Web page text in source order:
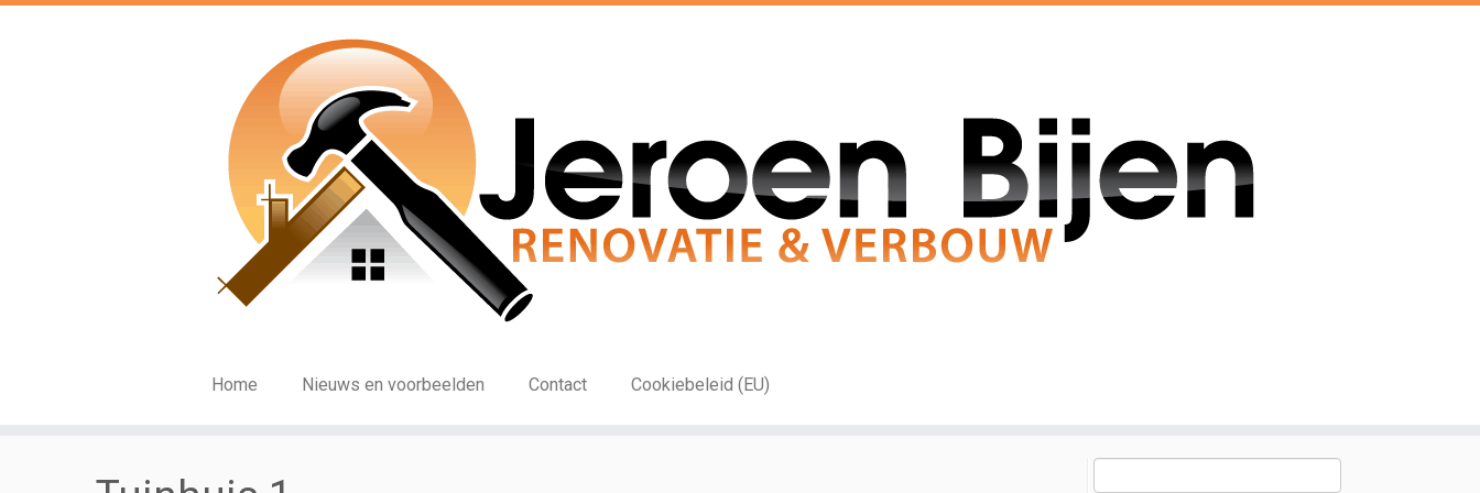
Ga
Home Nieuws en voorbeelden Contact Cookiebeleid (EU)